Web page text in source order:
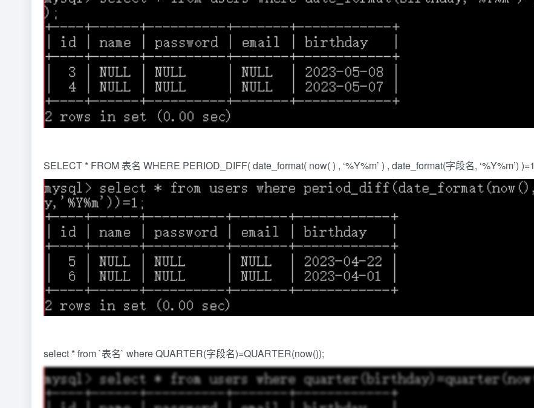
SELECT * FROM 表名 WHERE PERIOD_DIFF( date_format( now( ) , ‘%Y%m’ ) , date_format(字段名, ‘%Y%m’) )=1
select * from `表名` where QUARTER(字段名)=QUARTER(now());